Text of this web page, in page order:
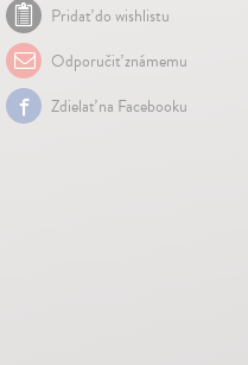
Pridať do wishlistu
Odporučiť známemu
Zdielať na Facebooku